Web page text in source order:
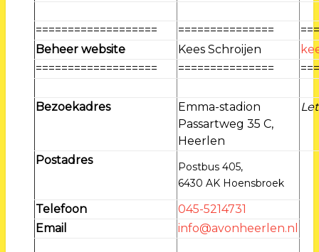
=================== ===============
Beheer website
Kees Schroijen
===================
===============
Bezoekadres
Emma-stadion
Passartweg 35 C,
Heerlen
Postadres
Postbus 405,
6430 AK Hoensbroek
Telefoon
045-5214731
Email
info@avonheerlen.nl